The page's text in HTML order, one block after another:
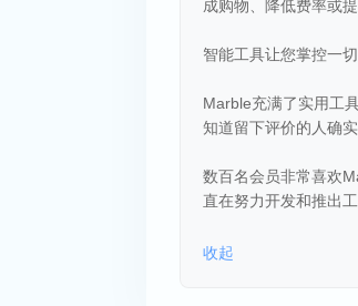
成购物、降低费率或提
智能工具让您掌控一切
Marble充满了实用工
知道留下评价的人确
数百名会员非常喜欢
直在努力开发和推出
收起